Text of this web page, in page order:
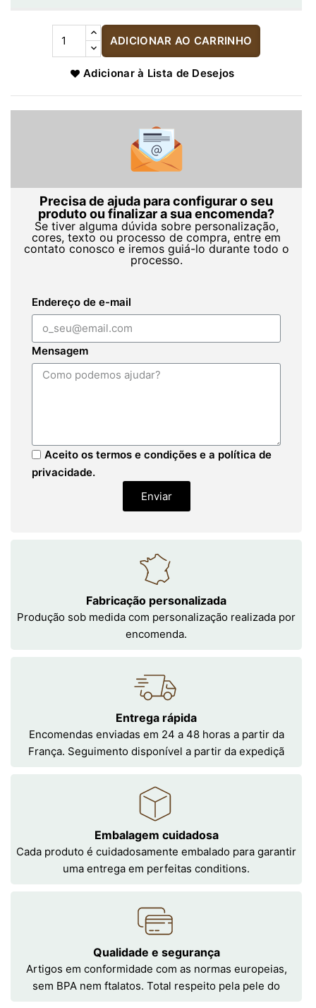
ADICIONAR AO CARRINHO
Adicionar à Lista de Desejos
Precisa de ajuda para configurar o seu
produto ou finalizar a sua encomenda?
Se tiver alguma dúvida sobre personalização,
cores, texto ou processo de compra, entre em
contato conosco e iremos guiá-lo durante todo o
processo.
Endereço de e-mail
Mensagem
Aceito os termos e condições e a política de
privacidade.
Enviar
Fabricação personalizada
Produção sob medida com personalização realizada por
encomenda.
Entrega rápida
Encomendas enviadas em 24 a 48 horas a partir da
França. Seguimento disponível a partir da expediçã
Embalagem cuidadosa
Cada produto é cuidadosamente embalado para garantir
uma entrega em perfeitas conditions.
Qualidade e segurança
Artigos em conformidade com as normas europeias,
sem BPA nem ftalatos. Total respeito pela pele do